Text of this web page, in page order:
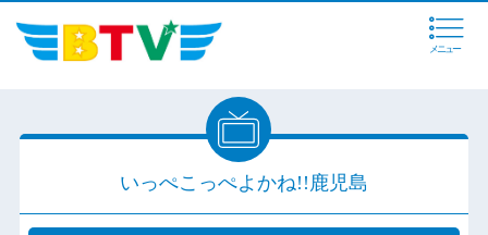
メニュー
いっぺこっぺよかね!!鹿児島